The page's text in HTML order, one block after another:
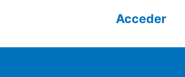
Acceder